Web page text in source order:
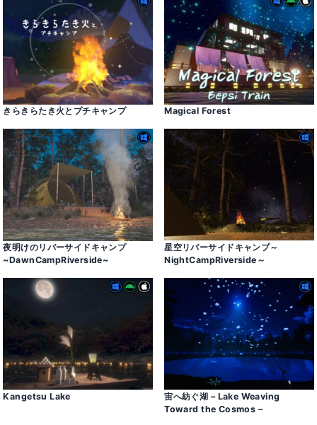
きらきらたき火とプチキャンプ Magical Forest
夜明けのリバーサイドキャンプ
~DawnCampRiverside~
星空リバーサイドキャンプ～
NightCampRiverside～
Kangetsu Lake
宙へ紡ぐ湖 – Lake Weaving
Toward the Cosmos –